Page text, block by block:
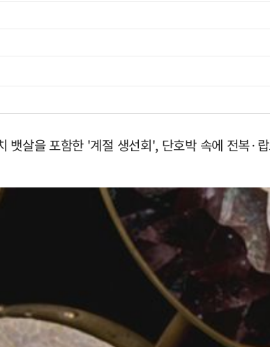
살을 포함한 '계절 생선회', 단호박 속에 전복·